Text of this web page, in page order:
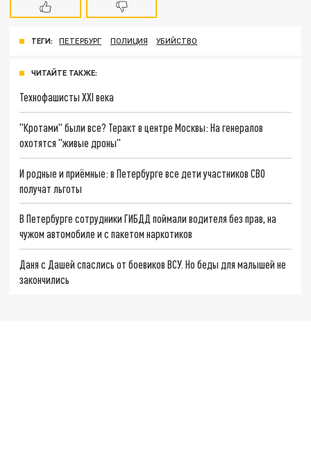
ТЕГИ: ПЕТЕРБУРГ ПОЛИЦИЯ УБИЙСТВО
ЧИТАЙТЕ ТАКЖЕ:
Технофашисты XXI века
"Кротами" были все? Теракт в центре Москвы: На генералов
охотятся "живые дроны"
И родные и приёмные: в Петербурге все дети участников СВО
получат льготы
В Петербурге сотрудники ГИБДД поймали водителя без прав, на
чужом автомобиле и с пакетом наркотиков
Даня с Дашей спаслись от боевиков ВСУ. Но беды для малышей не
закончились